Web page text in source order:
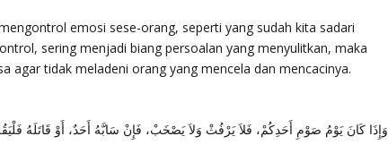
emosi sese-orang, seperti yang sudah kita sadari
sering menjadi biang persoalan yang menyulitkan, maka
agar tidak meladeni orang yang mencela dan mencacinya.
وَإِذَا كَانَ يَوْمُ صَوْمِ أَحَدِكُمْ، فَلاَ يَرْفُثْ وَلاَ يَصْخَبْ، فَإِنْ سَابَّهُ أَحَدٌ، أَوْ قَاتَلَهُ